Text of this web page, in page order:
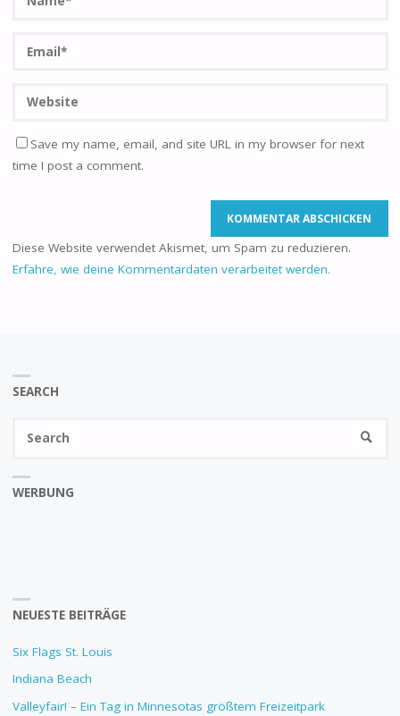
Save my name, email, and site URL in my browser for next
time I post a comment.
Diese Website verwendet Akismet, um Spam zu reduzieren.
Erfahre, wie deine Kommentardaten verarbeitet werden.
SEARCH
WERBUNG
NEUESTE BEITRÄGE
Six Flags St. Louis
Indiana Beach
Valleyfair! – Ein Tag in Minnesotas größtem Freizeitpark